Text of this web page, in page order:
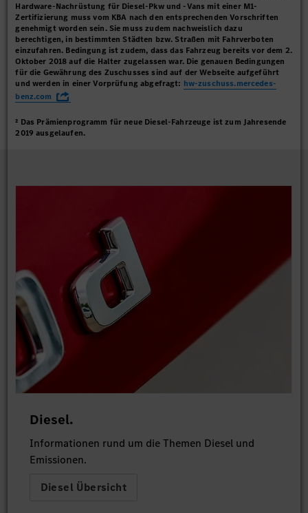
Hardware-Nachrüstung für Diesel-Pkw und -Vans mit einer M1-
Zertifizierung muss vom KBA nach den entsprechenden Vorschriften
genehmigt worden sein. Sie muss zudem nachweislich dazu
berechtigen, in bestimmten Städten bzw. Straßen mit Fahrverboten
einzufahren. Bedingung ist zudem, dass das Fahrzeug bereits vor dem 2.
Oktober 2018 auf die Halter zugelassen war. Die genauen Bedingungen
für die Gewährung des Zuschusses sind auf der Webseite aufgeführt
und werden in einer Vorprüfung abgefragt: hw-zuschuss.mercedes-
benz.com
² Das Prämienprogramm für neue Diesel-Fahrzeuge ist zum Jahresende
2019 ausgelaufen.
Diesel.
Informationen rund um die Themen Diesel und
Emissionen.
Diesel Übersicht